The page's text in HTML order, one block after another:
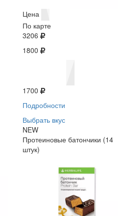
Цена
По карте
3206
1800
1700
Подробности
Выбрать вкус
NEW
Протеиновые батончики (14
штук)